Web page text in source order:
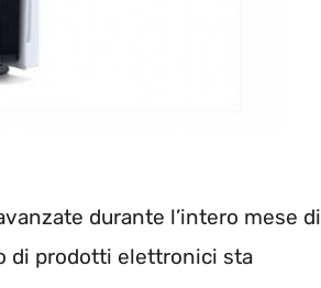
durante l’intero mese di
di prodotti elettronici sta